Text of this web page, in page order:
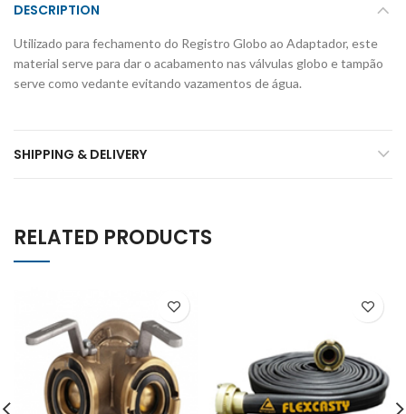
DESCRIPTION
Utilizado para fechamento do Registro Globo ao Adaptador, este
material serve para dar o acabamento nas válvulas globo e tampão
serve como vedante evitando vazamentos de água.
SHIPPING & DELIVERY
RELATED PRODUCTS